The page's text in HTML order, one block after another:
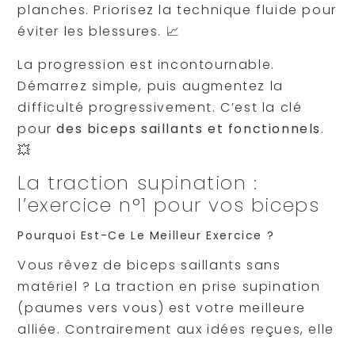
planches. Priorisez la technique fluide pour
éviter les blessures. 📈
La progression est incontournable.
Démarrez simple, puis augmentez la
difficulté progressivement. C’est la clé
pourdes biceps saillants et fonctionnels.
💥
La traction supination :
l’exercice n°1 pour vos biceps
Pourquoi Est-Ce Le Meilleur Exercice ?
Vous rêvez de biceps saillants sans
matériel ? La traction en prise supination
(paumes vers vous) est votre meilleure
alliée. Contrairement aux idées reçues, elle